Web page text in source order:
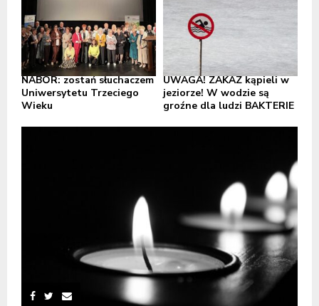
NABÓR: zostań słuchaczem
Uniwersytetu Trzeciego
Wieku
UWAGA! ZAKAZ kąpieli w
jeziorze! W wodzie są
groźne dla ludzi BAKTERIE